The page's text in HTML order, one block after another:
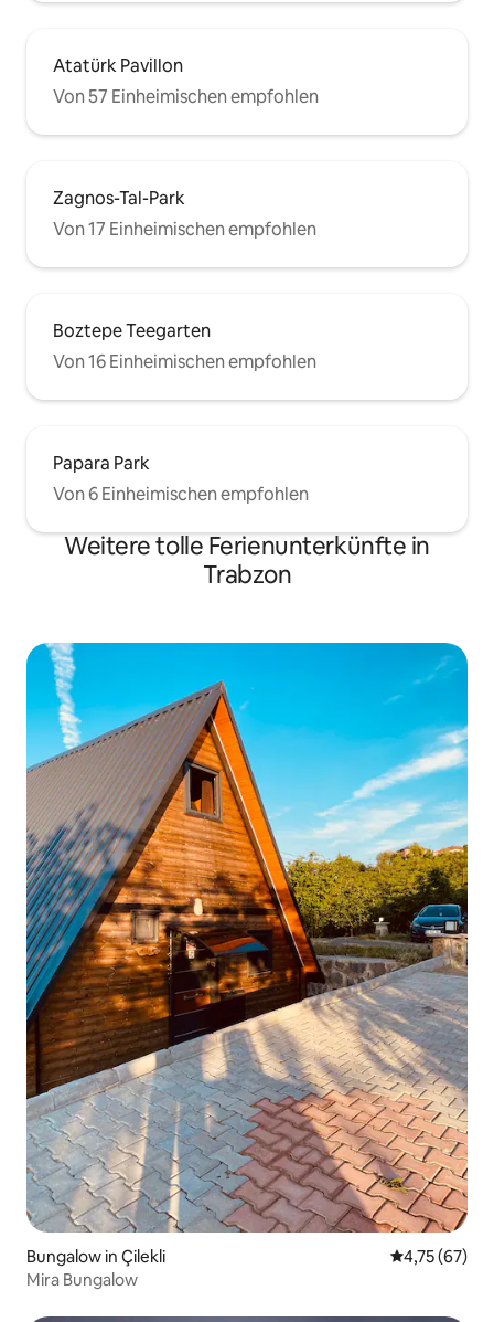
Atatürk Pavillon
Von 57 Einheimischen empfohlen
Zagnos-Tal-Park
Von 17 Einheimischen empfohlen
Boztepe Teegarten
Von 16 Einheimischen empfohlen
Papara Park
Von 6 Einheimischen empfohlen
Weitere tolle Ferienunterkünfte in
Trabzon
Bungalow in Çilekli
4,75 (67)
Mira Bungalow